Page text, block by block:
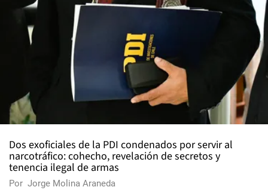
Dos exoficiales de la PDI condenados por servir al
narcotráfico: cohecho, revelación de secretos y
tenencia ilegal de armas
Por Jorge Molina Araneda